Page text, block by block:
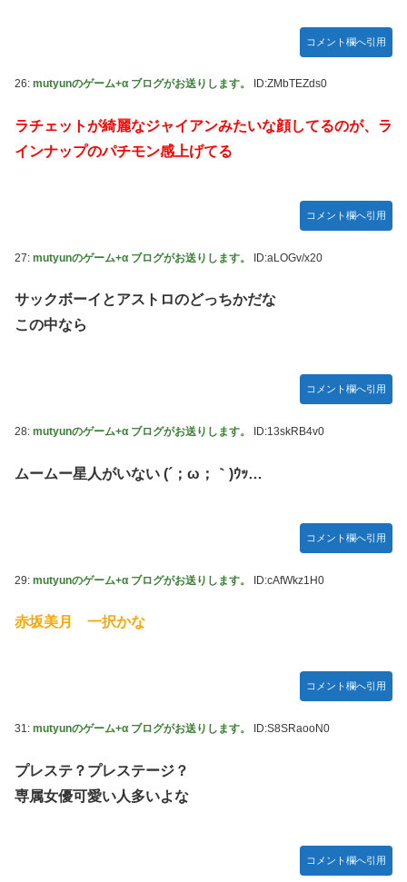
コメント欄へ引用
26: mutyunのゲーム+α ブログがお送りします。 ID:ZMbTEZds0
ラチェットが綺麗なジャイアンみたいな顔してるのが、ラ
インナップのパチモン感上げてる
コメント欄へ引用
27: mutyunのゲーム+α ブログがお送りします。 ID:aLOGv/x20
サックボーイとアストロのどっちかだな
この中なら
コメント欄へ引用
28: mutyunのゲーム+α ブログがお送りします。 ID:13skRB4v0
ムームー星人がいない (´；ω；｀)ｳｯ…
コメント欄へ引用
29: mutyunのゲーム+α ブログがお送りします。 ID:cAfWkz1H0
赤坂美月 一択かな
コメント欄へ引用
31: mutyunのゲーム+α ブログがお送りします。 ID:S8SRaooN0
プレステ？プレステージ？
専属女優可愛い人多いよな
コメント欄へ引用